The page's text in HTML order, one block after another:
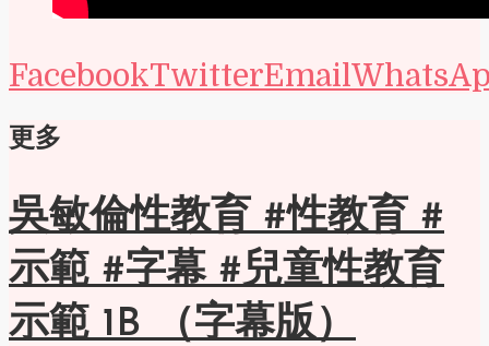
FacebookTwitterEmail
更多
吳敏倫性教育 #性教育 #
示範 #字幕 #兒童性教育
示範 1B （字幕版）